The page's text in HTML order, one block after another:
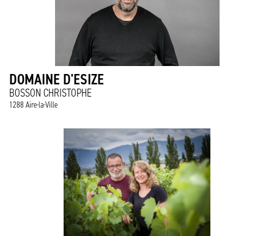
DOMAINE D'ESIZE
BOSSON CHRISTOPHE
1288 Aire-la-Ville